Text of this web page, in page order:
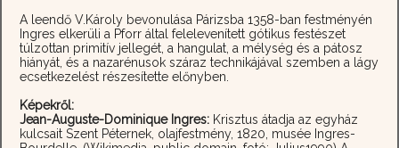
A leendő V.Károly bevonulása Párizsba 1358-ban festményén
Ingres elkerüli a Pforr által felelevenített gótikus festészet
túlzottan primitív jellegét, a hangulat, a mélység és a pátosz
hiányát, és a nazarénusok száraz technikájával szemben a lágy
ecsetkezelést részesítette előnyben.
Képekről:
Jean-Auguste-Dominique Ingres: Krisztus átadja az egyház
kulcsait Szent Péternek, olajfestmény, 1820, musée Ingres-